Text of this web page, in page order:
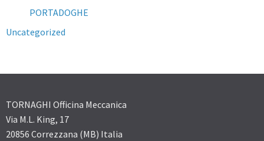
PORTADOGHE
Uncategorized
TORNAGHI Officina Meccanica
Via M.L. King, 17
20856 Correzzana (MB) Italia